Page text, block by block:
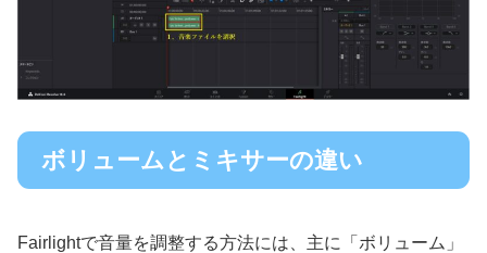
ボリュームとミキサーの違い
Fairlightで音量を調整する方法には、主に「ボリューム」